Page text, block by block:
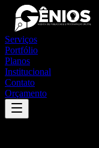
Serviços
Portfólio
Planos
Institucional
Contato
Orçamento